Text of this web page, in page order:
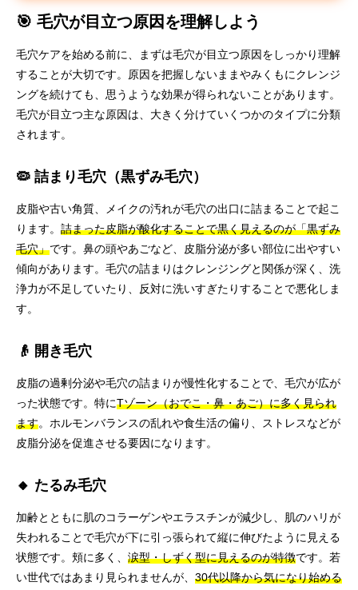
🎯 毛穴が目立つ原因を理解しよう
毛穴ケアを始める前に、まずは毛穴が目立つ原因をしっかり理解
することが大切です。原因を把握しないままやみくもにクレンジ
ングを続けても、思うような効果が得られないことがあります。
毛穴が目立つ主な原因は、大きく分けていくつかのタイプに分類
されます。
🦠 詰まり毛穴（黒ずみ毛穴）
皮脂や古い角質、メイクの汚れが毛穴の出口に詰まることで起こ
ります。 詰まった皮脂が酸化することで黒く見えるのが「黒ずみ
毛穴」です。鼻の頭やあごなど、皮脂分泌が多い部位に出やすい
傾向があります。毛穴の詰まりはクレンジングと関係が深く、洗
浄力が不足していたり、反対に洗いすぎたりすることで悪化しま
す。
👴 開き毛穴
皮脂の過剰分泌や毛穴の詰まりが慢性化することで、毛穴が広が
った状態です。特にTゾーン（おでこ・鼻・あご）に多く見られ
ます。ホルモンバランスの乱れや食生活の偏り、ストレスなどが
皮脂分泌を促進させる要因になります。
🔸 たるみ毛穴
加齢とともに肌のコラーゲンやエラスチンが減少し、肌のハリが
失われることで毛穴が下に引っ張られて縦に伸びたように見える
状態です。頬に多く、 涙型・しずく型に見えるのが特徴です。若
い世代ではあまり見られませんが、 30代以降から気になり始める